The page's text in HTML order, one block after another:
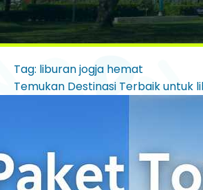
Tag: liburan jogja hemat
Temukan Destinasi Terbaik untuk